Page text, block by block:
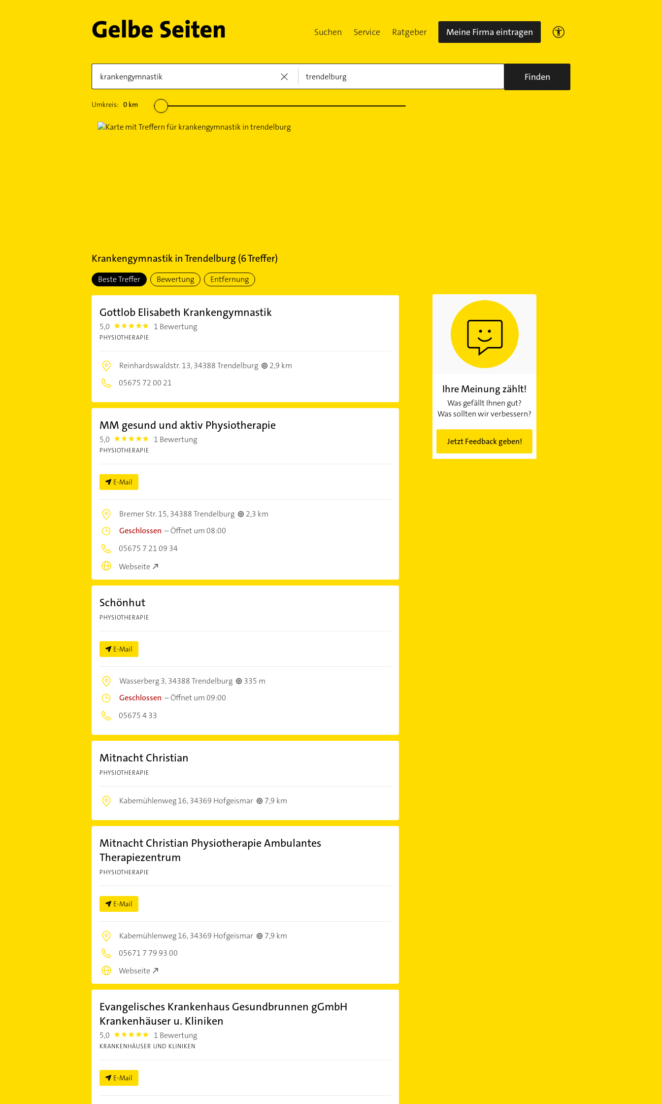
Suchen Service Ratgeber Meine Firma eintragen
Finden
Umkreis: 0km
KrankengymnastikinTrendelburg (6Treffer)
Beste Treffer Bewertung Entfernung
Gottlob Elisabeth Krankengymnastik
5,0 5.0 1 Bewertung
PHYSIOTHERAPIE
Reinhardswaldstr. 13,34388 Trendelburg
2,9 km
05675 72 00 21
MM gesund und aktiv Physiotherapie
5,0 5.0 1 Bewertung
PHYSIOTHERAPIE
E-Mail
Bremer Str. 15,34388 Trendelburg
2,3 km
Geschlossen –Öffnet um 08:00
05675 7 21 09 34
Webseite
Schönhut
PHYSIOTHERAPIE
E-Mail
Wasserberg 3,34388 Trendelburg
335 m
Geschlossen –Öffnet um 09:00
05675 4 33
Mitnacht Christian
PHYSIOTHERAPIE
Kabemühlenweg 16,34369 Hofgeismar 7,9 km
Mitnacht Christian Physiotherapie Ambulantes
Therapiezentrum
PHYSIOTHERAPIE
E-Mail
Kabemühlenweg 16,34369 Hofgeismar
7,9 km
05671 7 79 93 00
Webseite
Evangelisches Krankenhaus Gesundbrunnen gGmbH
Krankenhäuser u. Kliniken
5,0 5.0 1 Bewertung
KRANKENHÄUSER UND KLINIKEN
E-Mail
Ihre Meinung zählt!
Was gefällt Ihnen gut?
Was sollten wir verbessern?
Jetzt Feedback geben!